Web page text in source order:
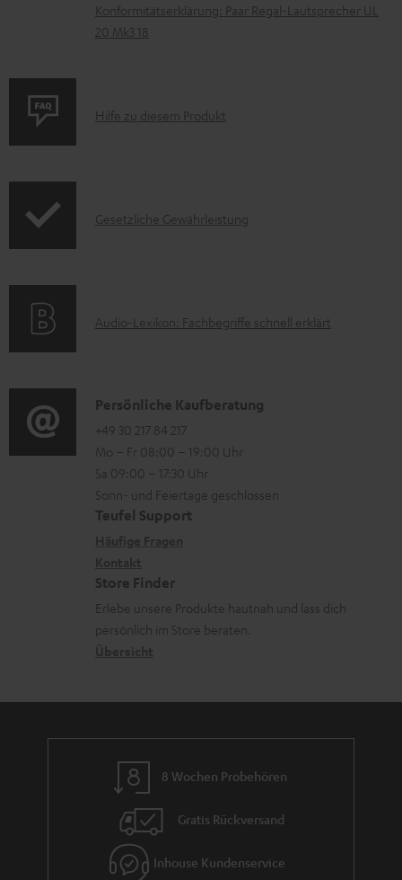
l
n
Konformitätserklärung: Paar Regal-Lautsprecher UL
20 Mk3 18
P
u
A
Hilfe zu diesem Produkt
I
r
t
i
o
n
e
r
r
a
Gesetzliche Gewährleistung
A
i
o
-
L
e
k
o
Audio-Lexikon: Fachbegriffe schnell erklärt
K
o
n
t
a
d
a
n
Persönliche Kaufberatung
+49 30 217 84 217
Mo – Fr 08:00 – 19:00 Uhr
Sa 09:00 – 17:30 Uhr
Sonn- und Feiertage geschlossen
Teufel Support
Store Finder
Erlebe unsere Produkte hautnah und lass dich
persönlich im Store beraten.
8 Wochen Probehören
Gratis Rückversand
Inhouse Kundenservice